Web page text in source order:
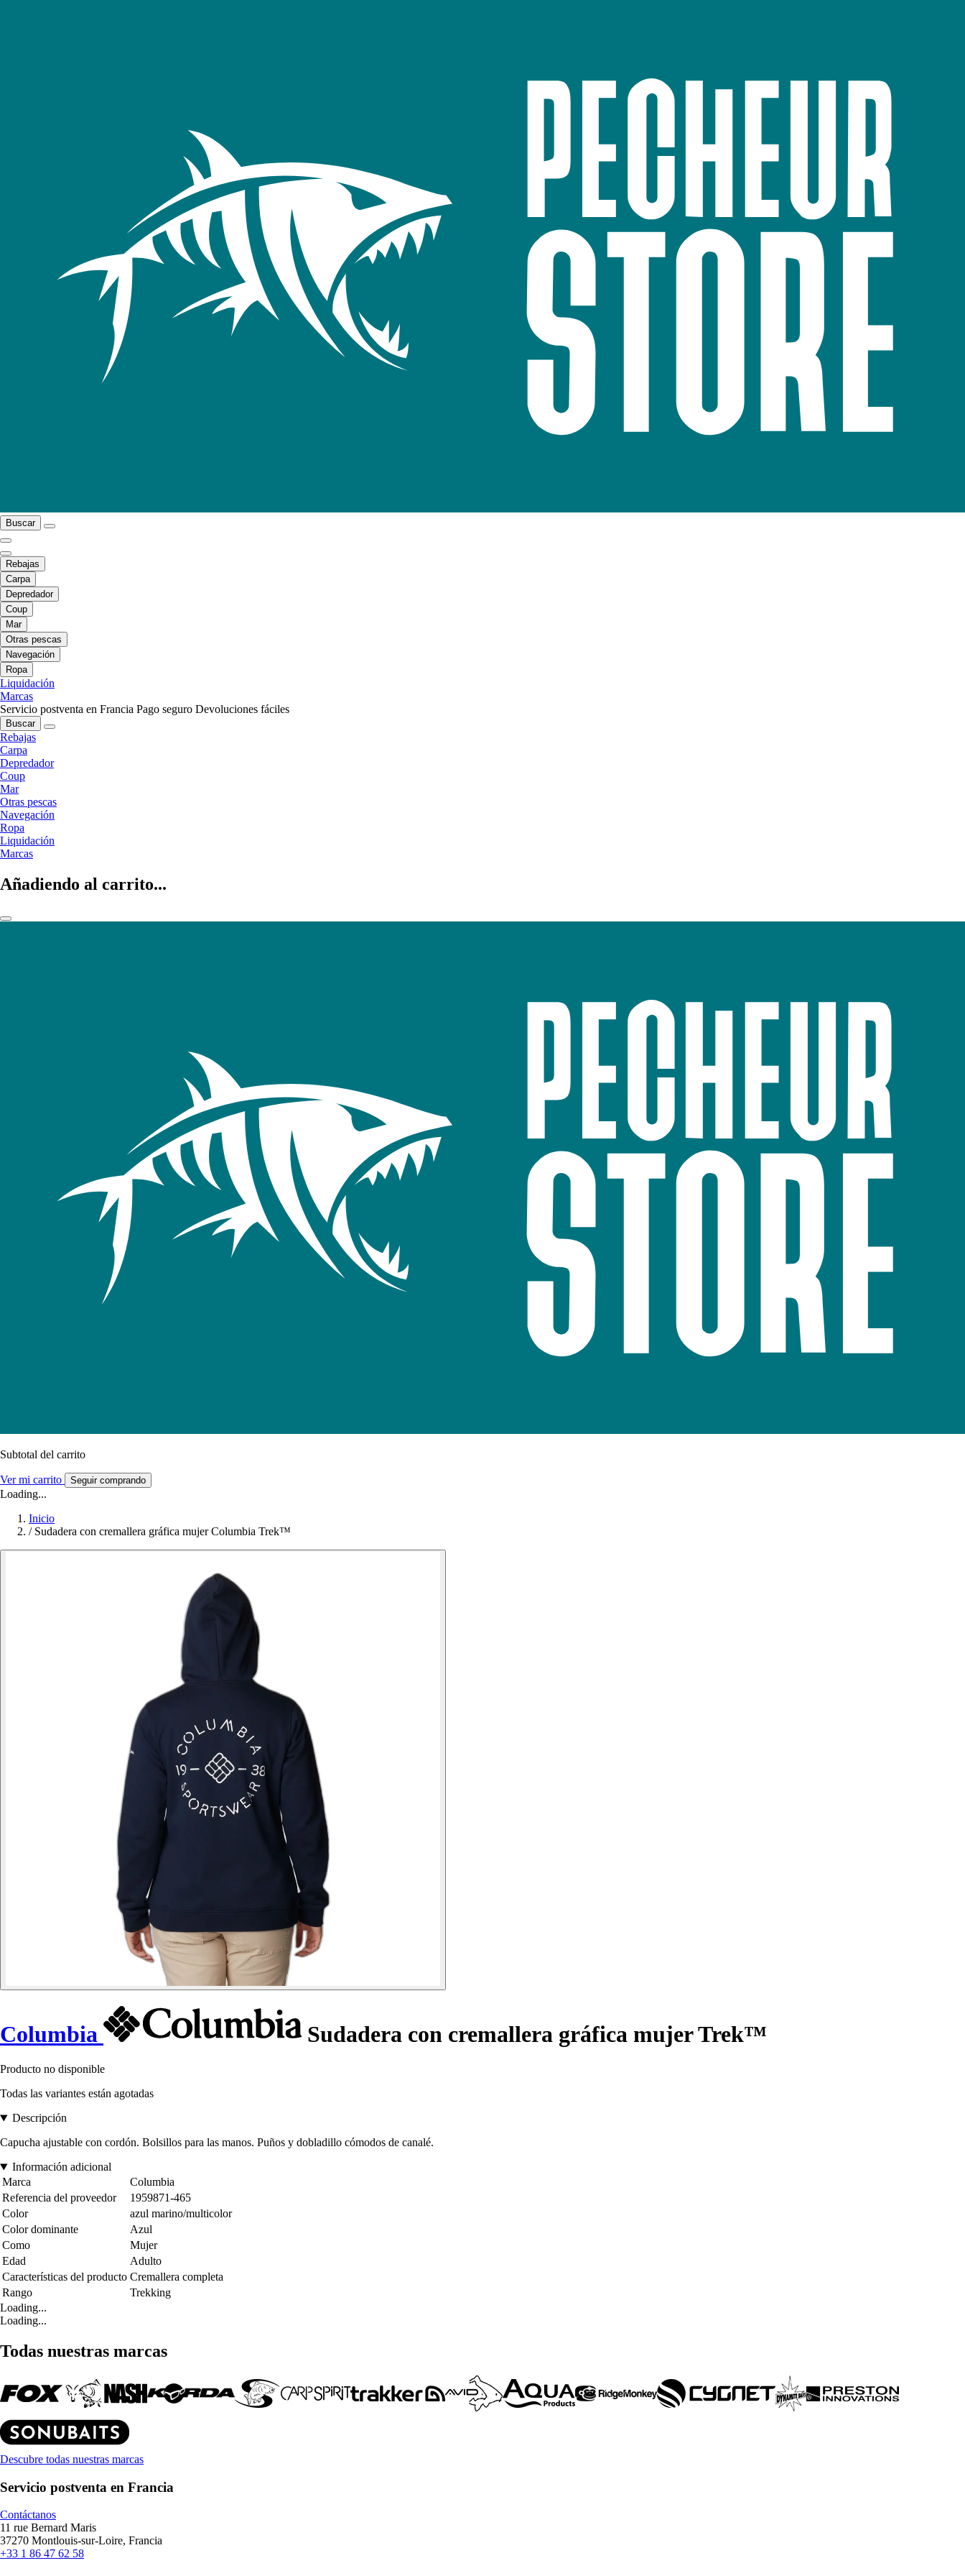
Buscar
Rebajas
Carpa
Depredador
Coup
Mar
Otras pescas
Navegación
Ropa
Liquidación
Marcas
Servicio postventa en Francia Pago seguro Devoluciones fáciles
Buscar
Rebajas
Carpa
Depredador
Coup
Mar
Otras pescas
Navegación
Ropa
Liquidación
Marcas
Añadiendo al carrito...
Subtotal del carrito
Ver mi carrito Seguir comprando
Loading...
Inicio
/ Sudadera con cremallera gráfica mujer Columbia Trek™
Columbia Sudadera con cremallera gráfica mujer Trek™
Producto no disponible
Todas las variantes están agotadas
Descripción
Capucha ajustable con cordón. Bolsillos para las manos. Puños y dobladillo cómodos de canalé.
Información adicional
Marca
Columbia
Referencia del proveedor
1959871-465
Color
azul marino/multicolor
Color dominante
Azul
Como
Mujer
Edad
Adulto
Características del producto Cremallera completa
Rango
Trekking
Loading...
Loading...
Todas nuestras marcas
Descubre todas nuestras marcas
Servicio postventa en Francia
Contáctanos
11 rue Bernard Maris
37270 Montlouis-sur-Loire, Francia
+33 1 86 47 62 58